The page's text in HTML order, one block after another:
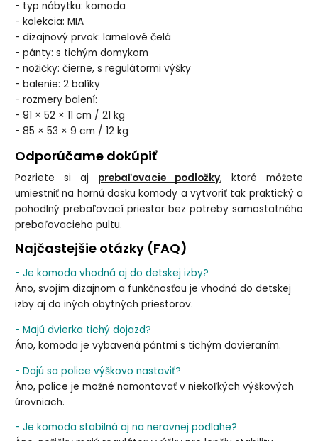
- typ nábytku: komoda
- kolekcia: MIA
- dizajnový prvok: lamelové čelá
- pánty: s tichým domykom
- nožičky: čierne, s regulátormi výšky
- balenie: 2 balíky
- rozmery balení:
- 91 × 52 × 11 cm / 21 kg
- 85 × 53 × 9 cm / 12 kg
Odporúčame dokúpiť
Pozriete si aj prebaľovacie podložky, ktoré môžete
umiestniť na hornú dosku komody a vytvoriť tak praktický a
pohodlný prebaľovací priestor bez potreby samostatného
prebaľovacieho pultu.
Najčastejšie otázky (FAQ)
- Je komoda vhodná aj do detskej izby?
Áno, svojím dizajnom a funkčnosťou je vhodná do detskej
izby aj do iných obytných priestorov.
- Majú dvierka tichý dojazd?
Áno, komoda je vybavená pántmi s tichým dovieraním.
- Dajú sa police výškovo nastaviť?
Áno, police je možné namontovať v niekoľkých výškových
úrovniach.
- Je komoda stabilná aj na nerovnej podlahe?